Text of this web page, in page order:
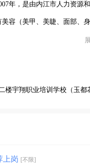
年，是由内江市人力资源
容（美甲、美睫、面部、
式面点等免费课程；也开设
楼宇翔职业培训学校（玉都
上岗 [不限]